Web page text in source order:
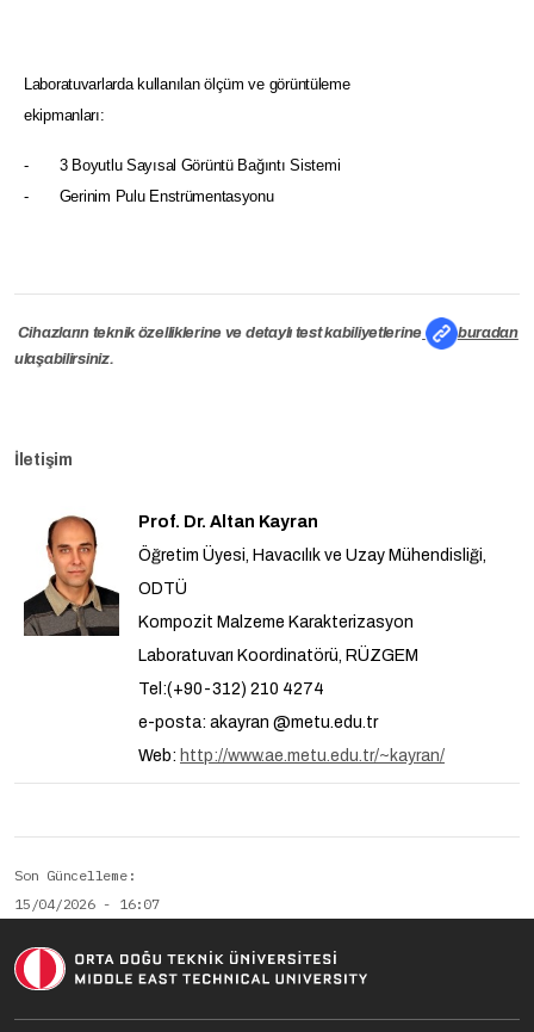
Laboratuvarlarda kullanılan ölçüm ve görüntüleme
ekipmanları:
- 3 Boyutlu Sayısal Görüntü Bağıntı Sistemi
- Gerinim Pulu Enstrümentasyonu
Cihazların teknik özelliklerine ve detaylı test kabiliyetlerine
buradan
ulaşabilirsiniz.
İletişim
Prof. Dr. Altan Kayran
Öğretim Üyesi, Havacılık ve Uzay Mühendisliği,
ODTÜ
Kompozit Malzeme Karakterizasyon
Laboratuvarı Koordinatörü, RÜZGEM
Tel:(+90-312) 210 4274
e-posta: akayran @metu.edu.tr
Web: http://www.ae.metu.edu.tr/~kayran/
Son Güncelleme
15/04/2026 - 16:07